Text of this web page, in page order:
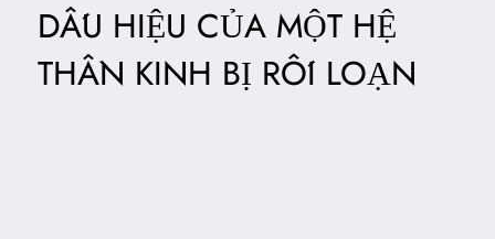
DẤU HIỆU CỦA MỘT HỆ
THẦN KINH BỊ RỐI LOẠN